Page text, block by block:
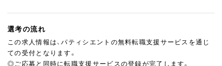
選考の流れ
この求人情報は、パティシエントの無料転職支援サービスを通じ
ての受付となります。
◎ご応募と同時に転職支援サービスの登録が完了します。